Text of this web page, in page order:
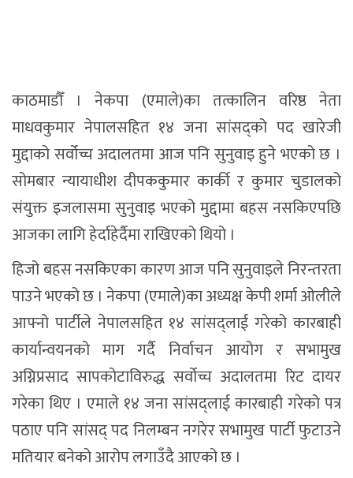
काठमाडौँ । नेकपा (एमाले)का तत्कालिन वरिष्ठ नेता
माधवकुमार नेपालसहित १४ जना सांसद्को पद खारेजी
मुद्दाको सर्वोच्च अदालतमा आज पनि सुनुवाइ हुने भएको छ ।
सोमबार न्यायाधीश दीपककुमार कार्की र कुमार चुडालको
संयुक्त इजलासमा सुनुवाइ भएको मुद्दामा बहस नसकिएपछि
आजका लागि हेर्दाहेर्दैमा राखिएको थियो ।
हिजो बहस नसकिएका कारण आज पनि सुनुवाइले निरन्तरता
पाउने भएको छ । नेकपा (एमाले)का अध्यक्ष केपी शर्मा ओलीले
आफ्नो पार्टीले नेपालसहित १४ सांसद्लाई गरेको कारबाही
कार्यान्वयनको माग गर्दै निर्वाचन आयोग र सभामुख
अग्निप्रसाद सापकोटाविरुद्ध सर्वोच्च अदालतमा रिट दायर
गरेका थिए । एमाले १४ जना सांसद्लाई कारबाही गरेको पत्र
पठाए पनि सांसद् पद निलम्बन नगरेर सभामुख पार्टी फुटाउने
मतियार बनेको आरोप लगाउँदै आएको छ ।